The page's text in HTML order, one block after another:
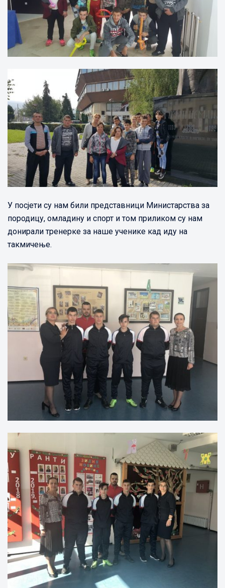
У посјети су нам били представници Министарства за
породицу, омладину и спорт и том приликом су нам
донирали тренерке за наше ученике кад иду на
такмичење.